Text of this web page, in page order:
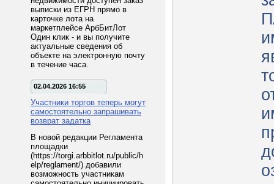
выписки из ЕГРН прямо в
карточке лота на
маркетплейсе АрбБитЛот
Один клик - и вы получите
актуальные сведения об
объекте на электронную почту
в течение часа.
02.04.2026 16:55
Участники торгов теперь могут
самостоятельно запрашивать
возврат задатка
В новой редакции Регламента
площадки
(https://torgi.arbbitlot.ru/public/h
elp/reglament/) добавили
возможность участникам